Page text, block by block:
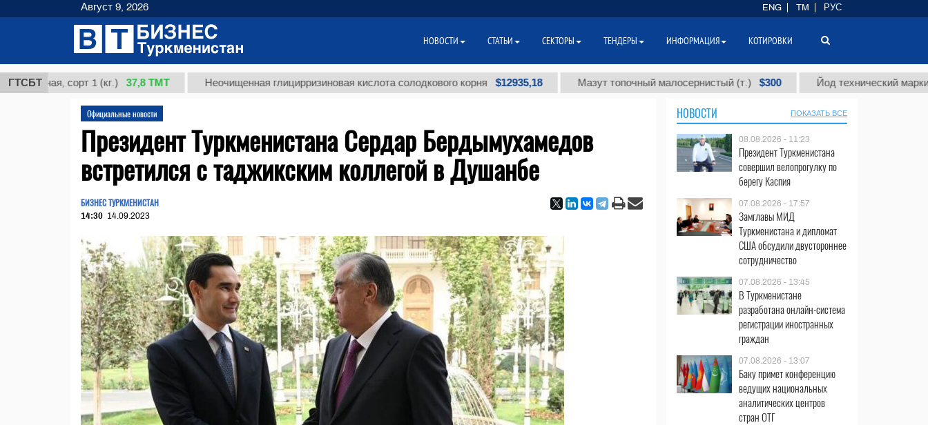
ГТСБТ
сорт 1 (кг.) 37,8 ТМТ Неочищенная глицирризиновая кислота солодкового корня $12935,18 Мазут топочный малосернистый (т.) $300 Йод технический марки "А" (т.)
Официальные новости
Президент Туркменистана Сердар Бердымухамедов
встретился с таджикским коллегой в Душанбе
БИЗНЕС ТУРКМЕНИСТАН
14:30 14.09.2023
НОВОСТИ ПОКАЗАТЬ ВСЕ
08.08.2026 - 11:23
Президент Туркменистана
совершил велопрогулку по
берегу Каспия
07.08.2026 - 17:57
Замглавы МИД
Туркменистана и дипломат
США обсудили двустороннее
сотрудничество
07.08.2026 - 13:45
В Туркменистане
разработана онлайн-система
регистрации иностранных
граждан
07.08.2026 - 13:07
Баку примет конференцию
ведущих национальных
аналитических центров
стран ОТГ
Август 9, 2026 ENG TM РУС
НОВОСТИ СТАТЬИ СЕКТОРЫ ТЕНДЕРЫ ИНФОРМАЦИЯ КОТИРОВКИ